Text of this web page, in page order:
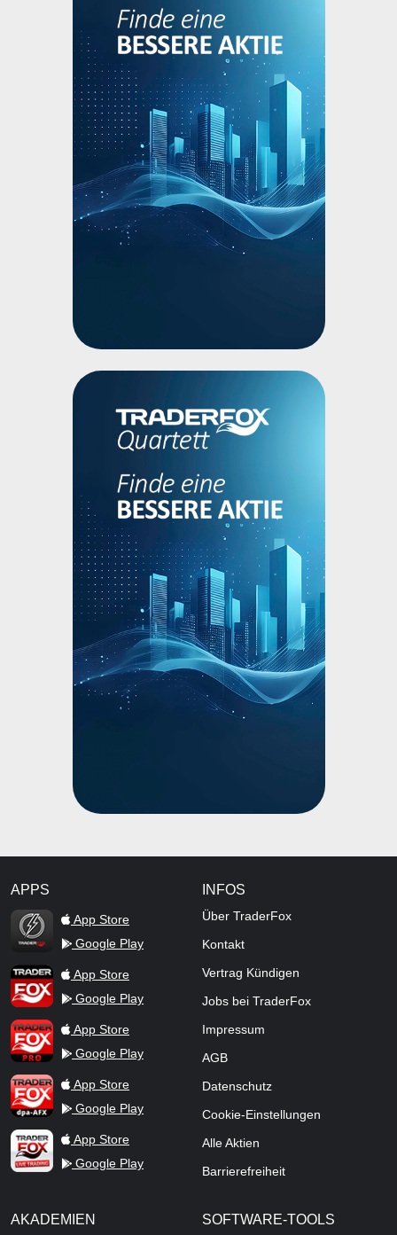
APPS
TraderFox Flash
App Store
Google Play
TraderFox AppApp Store
Google Play
TraderFox ProApp Store
Google Play
TraderFox dpa-AFX ProFeed
App Store
Google Play
TraderFox Live Trading
App Store
Google Play
INFOS
Über TraderFox
Kontakt
Vertrag Kündigen
Jobs bei TraderFox
Impressum
AGB
Datenschutz
Cookie-Einstellungen
Alle Aktien
Barrierefreiheit
AKADEMIEN SOFTWARE-TOOLS